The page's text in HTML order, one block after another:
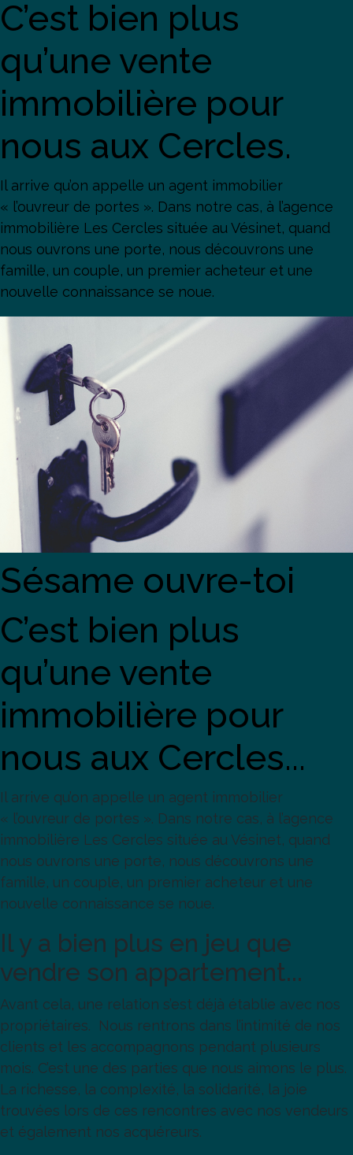
C’est bien plus
qu’une vente
immobilière pour
nous aux Cercles.
Il arrive qu’on appelle un agent immobilier
« l’ouvreur de portes ». Dans notre cas, à l’agence
immobilière Les Cercles située au Vésinet, quand
nous ouvrons une porte, nous découvrons une
famille, un couple, un premier acheteur et une
nouvelle connaissance se noue.
Sésame ouvre-toi
C’est bien plus
qu’une vente
immobilière pour
nous aux Cercles...
Il arrive qu’on appelle un agent immobilier
« l’ouvreur de portes ». Dans notre cas, à l’agence
immobilière Les Cercles située au Vésinet, quand
nous ouvrons une porte, nous découvrons une
famille, un couple, un premier acheteur et une
nouvelle connaissance se noue.
Il y a bien plus en jeu que
vendre son appartement...
Avant cela, une relation s’est déjà établie avec nos
propriétaires.
Nous rentrons dans l’intimité de nos
clients et les accompagnons pendant plusieurs
mois. C’est une des parties que nous aimons le plus.
La richesse, la complexité, la solidarité, la joie
trouvées lors de ces rencontres avec nos vendeurs
et également nos acquéreurs.